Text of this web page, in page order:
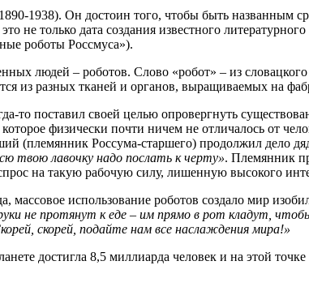
1938). Он достоин того, чтобы быть названным
не только дата создания известного
роботы Россмуса»).
людей – роботов. Слово «робот» – из словацкого
из разных тканей и органов, выращиваемых на
то поставил своей целью опровергнуть
физически почти ничем не отличалось от
(племянник Россума-старшего) продолжил дело
твою лавочку надо послать к черту». Племянник
на такую рабочую силу, лишенную высокого
массовое использование роботов создало мир
не протянут к еде – им прямо в рот кладут,
скорей, подайте нам все наслаждения мира!»
достигла 8,5 миллиарда человек и на этой